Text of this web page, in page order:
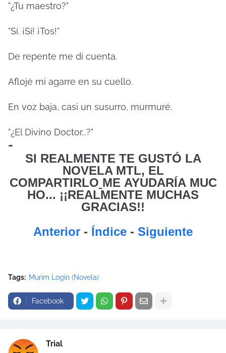
"¿Tu maestro?"
"Sí. ¡Sí! ¡Tos!"
De repente me di cuenta.
Aflojé mi agarre en su cuello.
En voz baja, casi un susurro, murmuré.
"¿El Divino Doctor...?"
-
SI REALMENTE TE GUSTÓ LA
NOVELA MTL, EL
COMPARTIRLO ME AYUDARÍA MUC
HO... ¡¡REALMENTE MUCHAS
GRACIAS!!
Anterior - Índice - Siguiente
Tags: Murim Login (Novela)
Facebook
Trial